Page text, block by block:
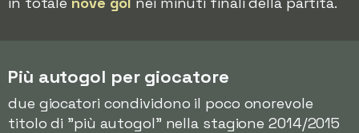
Più autogol per giocatore
due giocatori condividono il poco onorevole
titolo di "più autogol" nella stagione 2014/2015